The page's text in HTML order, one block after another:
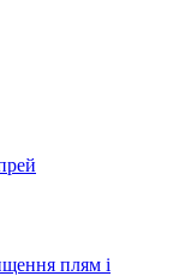
плям і